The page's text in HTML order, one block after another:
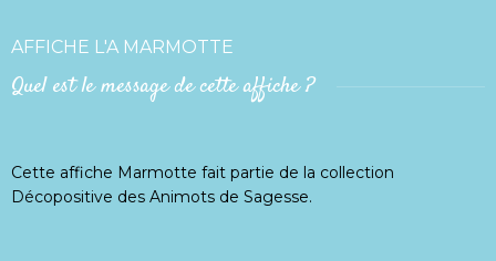
AFFICHE L'A MARMOTTE
Quel est le message de cette affiche ?
Cette affiche Marmotte fait partie de la collection
Décopositive des Animots de Sagesse.